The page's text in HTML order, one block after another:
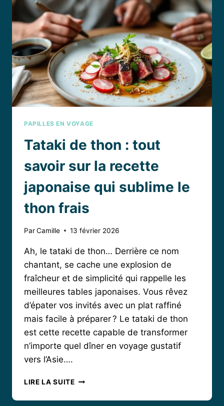
SAVOUREUX
AU
CŒUR
DE
L’INDE
PAPILLES EN VOYAGE
Tataki de thon : tout
savoir sur la recette
japonaise qui sublime le
thon frais
ParCamille 13 février 2026
Ah, le tataki de thon… Derrière ce nom
chantant, se cache une explosion de
fraîcheur et de simplicité qui rappelle les
meilleures tables japonaises. Vous rêvez
d’épater vos invités avec un plat raffiné
mais facile à préparer ? Le tataki de thon
est cette recette capable de transformer
n’importe quel dîner en voyage gustatif
vers l’Asie….
LIRE LA SUITETATAKI
THON